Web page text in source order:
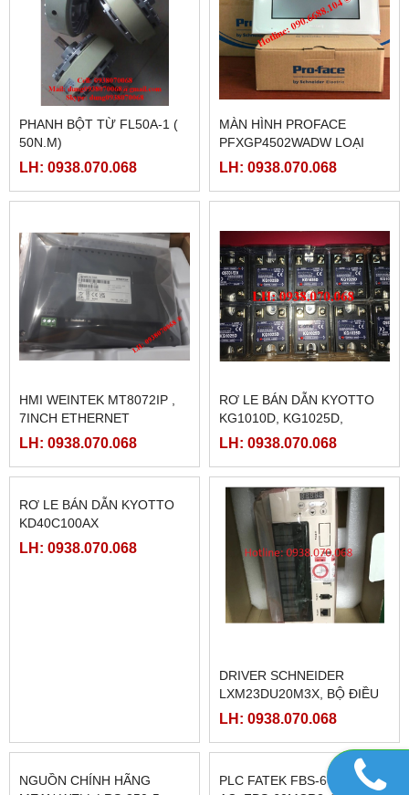
PHANH BỘT TỪ FL50A-1 (
50N.M)
LH: 0938.070.068
MÀN HÌNH PROFACE
PFXGP4502WADW LOẠI
10INCH
LH: 0938.070.068
HMI WEINTEK MT8072IP ,
7INCH ETHERNET
LH: 0938.070.068
RƠ LE BÁN DẪN KYOTTO
KG1010D, KG1025D,
KG1040D VÀ KG1075D
LH: 0938.070.068
DRIVER SCHNEIDER
LXM23DU20M3X, BỘ ĐIỀU
KHIỂN SERVO
LH: 0938.070.068